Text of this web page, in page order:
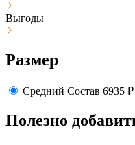
Выгоды
Размер
Средний Состав 6935 ₽
Полезно